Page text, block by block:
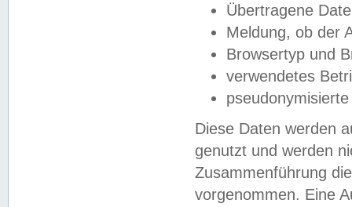
Übertragene
Meldung, ob der
Browsertyp und
verwendetes
Diese Daten werden
genutzt und werden
Zusammenführung
vorgenommen. Eine